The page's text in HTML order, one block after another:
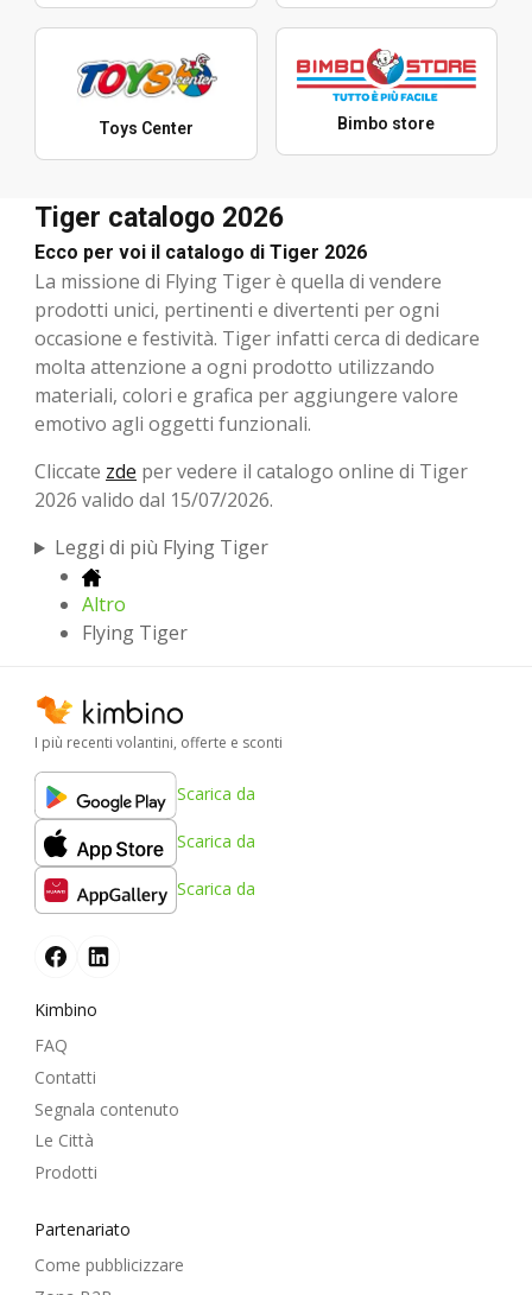
Toys Center Bimbo store
Tiger catalogo 2026
Ecco per voi il catalogo di Tiger 2026
La missione di Flying Tiger è quella di vendere
prodotti unici, pertinenti e divertenti per ogni
occasione e festività. Tiger infatti cerca di dedicare
molta attenzione a ogni prodotto utilizzando
materiali, colori e grafica per aggiungere valore
emotivo agli oggetti funzionali.
Cliccate zde per vedere il catalogo online di Tiger
2026 valido dal 15/07/2026.
Leggi di più Flying Tiger
Altro
Flying Tiger
I più recenti volantini, offerte e sconti
Scarica da
Scarica da
Scarica da
Kimbino
FAQ
Contatti
Segnala contenuto
Le Città
Prodotti
Partenariato
Come pubblicizzare